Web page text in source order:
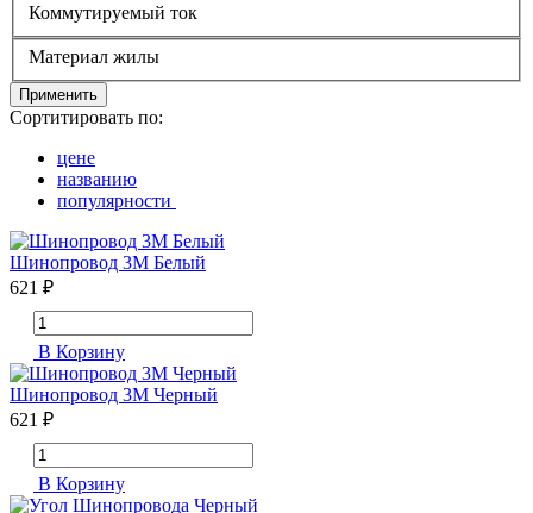
Коммутируемый ток
Материал жилы
Применить
Сортитировать по:
цене
названию
популярности
Шинопровод 3М Белый
621 ₽
В Корзину
Шинопровод 3М Черный
621 ₽
В Корзину